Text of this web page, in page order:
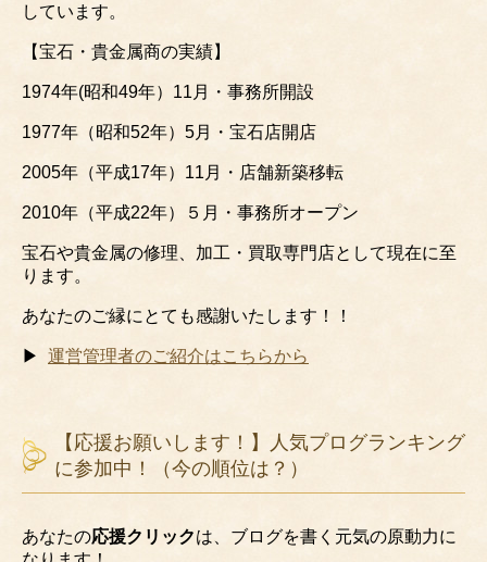
しています。
【宝石・貴金属商の実績】
1974年(昭和49年）11月・事務所開設
1977年（昭和52年）5月・宝石店開店
2005年（平成17年）11月・店舗新築移転
2010年（平成22年）５月・事務所オープン
宝石や貴金属の修理、加工・買取専門店として現在に至
ります。
あなたのご縁にとても感謝いたします！！
▶ 運営管理者のご紹介はこちらから
【応援お願いします！】人気プログランキング
に参加中！（今の順位は？）
あなたの応援クリックは、ブログを書く元気の原動力に